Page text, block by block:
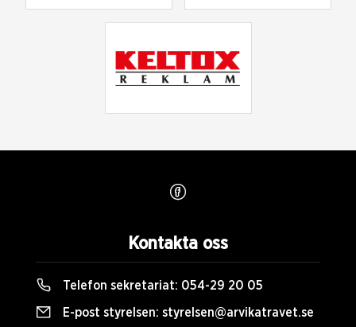
Kontakta oss
Telefon sekretariat: 054-29 20 05
E-post styrelsen: styrelsen@arvikatravet.se